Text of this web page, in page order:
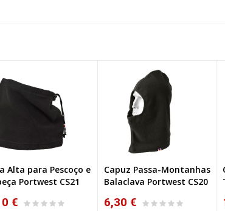
Passa-Montanhas
Portwest CS20
€
Gorro de Inverno
Trapper Portwest HA13
15,00 €